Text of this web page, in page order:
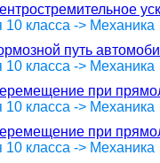
класса -> Механика
путь
класса -> Механика
при
класса -> Механика
при
класса -> Механика